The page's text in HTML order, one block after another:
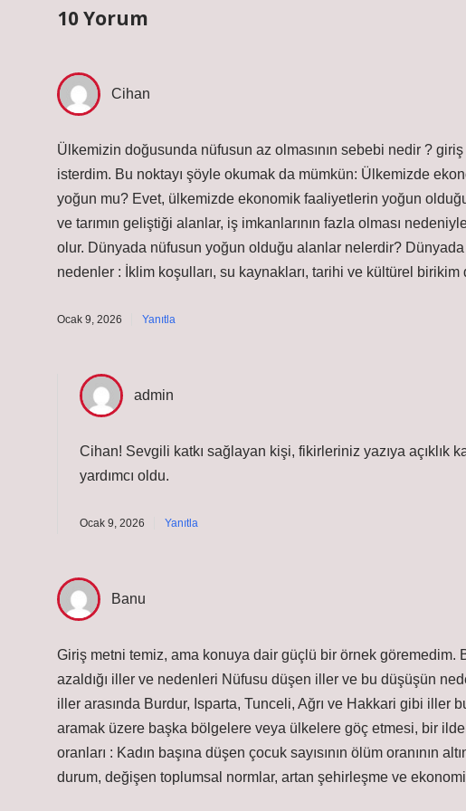
10 Yorum
Cihan
Ülkemizin doğusunda nüfusun az olmasının sebebi nedir ?
isterdim. Bu noktayı şöyle okumak da mümkün: Ülkemizde
yoğun mu? Evet, ülkemizde ekonomik faaliyetlerin yoğun
ve tarımın geliştiği alanlar, iş imkanlarının fazla olması
olur. Dünyada nüfusun yoğun olduğu alanlar nelerdir?
nedenler : İklim koşulları, su kaynakları, tarihi ve kültürel
Ocak 9, 2026 Yanıtla
admin
Cihan! Sevgili katkı sağlayan kişi, fikirleriniz yazıya açıklık
yardımcı oldu.
Ocak 9, 2026 Yanıtla
Banu
Giriş metni temiz, ama konuya dair güçlü bir örnek
azaldığı iller ve nedenleri Nüfusu düşen iller ve bu düşüşün
iller arasında Burdur, Isparta, Tunceli, Ağrı ve Hakkari gibi iller
aramak üzere başka bölgelere veya ülkelere göç etmesi, bir
oranları : Kadın başına düşen çocuk sayısının ölüm oranının
durum, değişen toplumsal normlar, artan şehirleşme ve